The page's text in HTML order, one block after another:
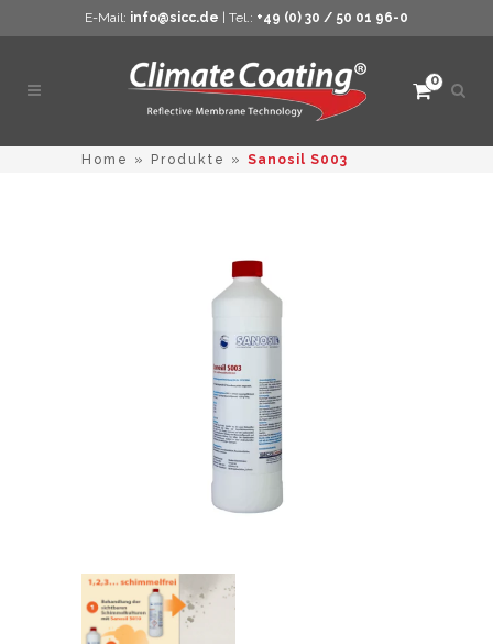
E-Mail: info@sicc.de | Tel.: +49 (0) 30 / 50 01 96-0
0
Home » Produkte » Sanosil S003